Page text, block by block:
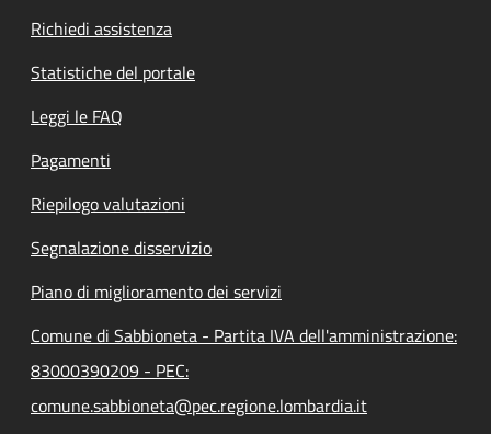
Richiedi assistenza
Statistiche del portale
Leggi le FAQ
Pagamenti
Riepilogo valutazioni
Segnalazione disservizio
Piano di miglioramento dei servizi
Comune di Sabbioneta - Partita IVA dell'amministrazione:
83000390209 - PEC:
comune.sabbioneta@pec.regione.lombardia.it